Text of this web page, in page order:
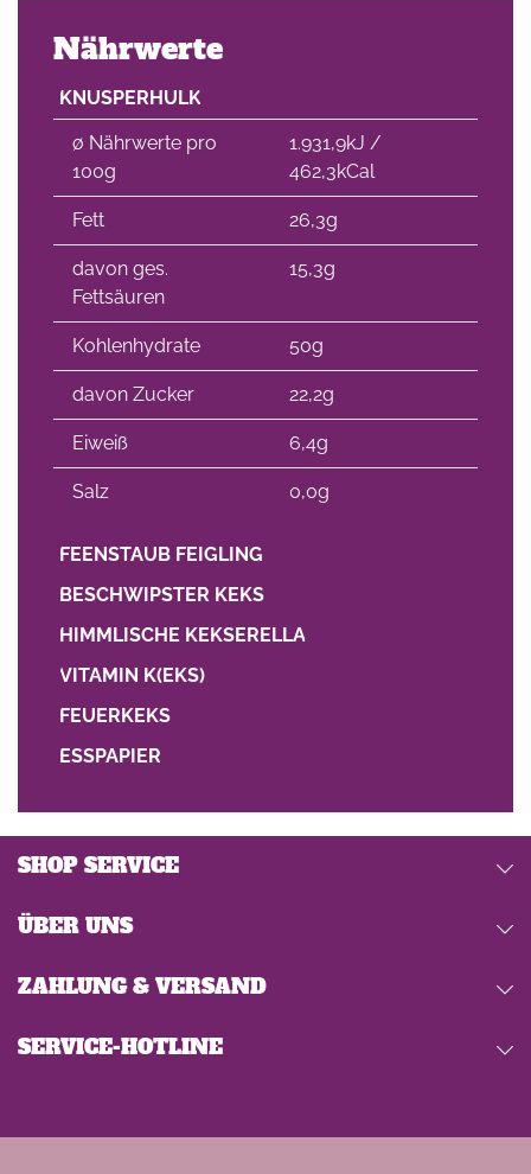
Nährwerte
KNUSPERHULK
∅ Nährwerte pro
100g
1.931,9kJ /
462,3kCal
Fett 26,3g
davon ges.
Fettsäuren
15,3g
Kohlenhydrate 50g
davon Zucker 22,2g
Eiweiß 6,4g
Salz 0,0g
FEENSTAUB FEIGLING
BESCHWIPSTER KEKS
HIMMLISCHE KEKSERELLA
VITAMIN K(EKS)
FEUERKEKS
ESSPAPIER
SERVICE-HOTLINE
SHOP SERVICE
ÜBER UNS
ZAHLUNG & VERSAND